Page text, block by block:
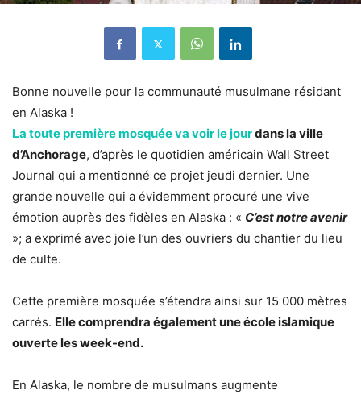
Bonne nouvelle pour la communauté musulmane résidant
en Alaska !
La toute première mosquée va voir le jourdans la ville
d’Anchorage, d’après le quotidien américain Wall Street
Journal qui a mentionné ce projet jeudi dernier. Une
grande nouvelle qui a évidemment procuré une vive
émotion auprès des fidèles en Alaska : « C’est notre avenir
»; a exprimé avec joie l’un des ouvriers du chantier du lieu
de culte.
Cette première mosquée s’étendra ainsi sur 15 000 mètres
carrés. Elle comprendra également une école islamique
ouverte les week-end.
En Alaska, le nombre de musulmans augmente